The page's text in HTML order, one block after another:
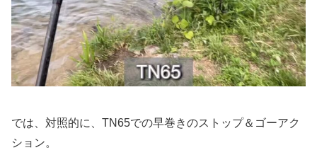
では、対照的に、TN65での早巻きのストップ＆ゴーアク
ション。